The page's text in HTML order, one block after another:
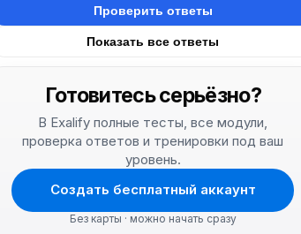
Проверить ответы
Показать все ответы
Готовитесь серьёзно?
В Exalify полные тесты, все модули,
проверка ответов и тренировки под ваш
уровень.
Создать бесплатный аккаунт
Без карты · можно начать сразу